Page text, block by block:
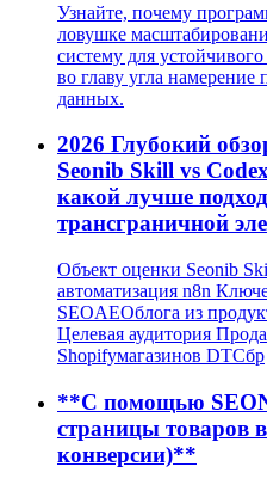
Узнайте, почему
ловушке
систему для устойчивого
во главу угла намерение
данных.
2026 Глубокий
Seonib Skill vs
какой лучше
трансграничной
Объект оценки Seonib
автоматизация n8n
SEOAEOблога из
Целевая аудитория
Shopifyмагазинов DTCбр
**С помощью
страницы товаров
конверсии)**